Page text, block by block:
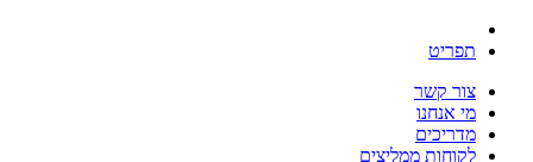
תפריט
צור קשר
מי אנחנו
מדריכים
לקוחות ממליצים